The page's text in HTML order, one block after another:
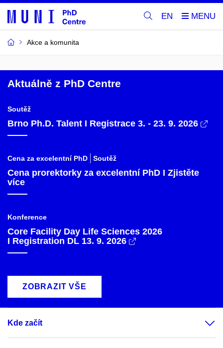
EN
Akce a komunita
Aktuálně z PhD Centre
Soutěž
Brno Ph.D. Talent I Registrace 3. - 23. 9. 2026
Cena za excelentní PhD Soutěž
Cena prorektorky za excelentní PhD I Zjistěte
více
Konference
Core Facility Day Life Sciences 2026
I Registration DL 13. 9. 2026
ZOBRAZIT VŠE
Kde začít